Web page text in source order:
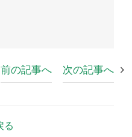
前の記事へ 次の記事へ
る